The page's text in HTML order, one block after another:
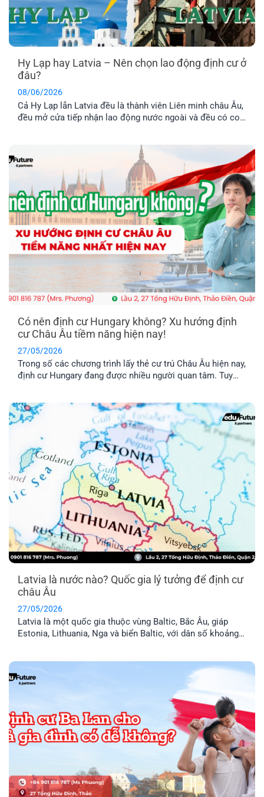
Hy Lạp hay Latvia – Nên chọn lao động định cư ở
đâu?
08/06/2026
Cả Hy Lạp lẫn Latvia đều là thành viên Liên minh châu Âu,
đều mở cửa tiếp nhận lao động nước ngoài và đều có con
Có nên định cư Hungary không? Xu hướng định
cư Châu Âu tiềm năng hiện nay!
27/05/2026
Trong số các chương trình lấy thẻ cư trú Châu Âu hiện nay,
định cư Hungary đang được nhiều người quan tâm. Tuy
hiểu qua bài viết dưới đây nhé!
Latvia là nước nào? Quốc gia lý tưởng để định cư
châu Âu
27/05/2026
Latvia là một quốc gia thuộc vùng Baltic, Bắc Âu, giáp
Estonia, Lithuania, Nga và biển Baltic, với dân số khoảng